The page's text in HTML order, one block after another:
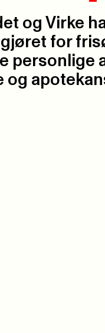
og Virke
for
personlige
og